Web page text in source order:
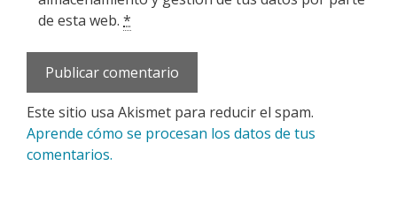
de esta web. *
Este sitio usa Akismet para reducir el spam.
Aprende cómo se procesan los datos de tus
comentarios.